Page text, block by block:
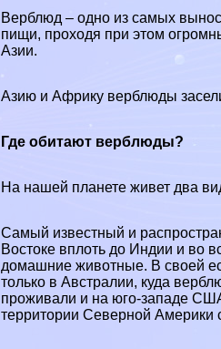
Верблюд – одно из самых
пищи, проходя при этом
Азии.
Азию и Африку верблюды
Где обитают верблюды?
На нашей планете живет два
Самый известный и
Востоке вплоть до Индии и во
домашние животные. В своей
только в Австралии, куда
проживали и на юго-западе
территории Северной